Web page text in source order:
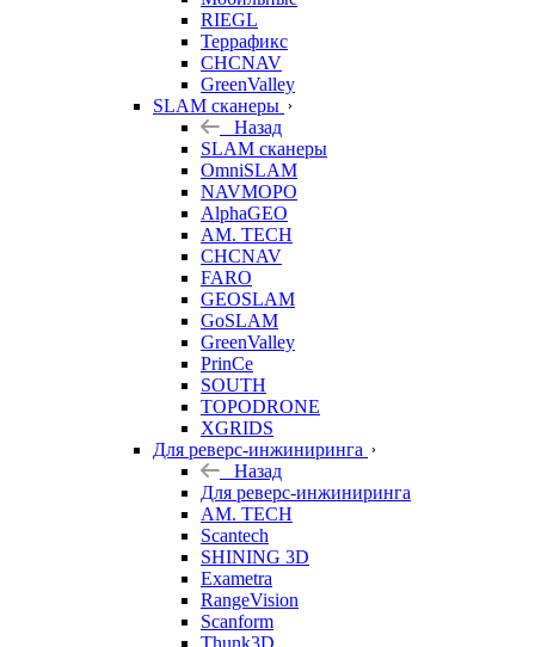
RIEGL
Террафикс
CHCNAV
GreenValley
SLAM сканеры
Назад
SLAM сканеры
OmniSLAM
NAVMOPO
AlphaGEO
AM. TECH
CHCNAV
FARO
GEOSLAM
GoSLAM
GreenValley
PrinCe
SOUTH
TOPODRONE
XGRIDS
Для реверс-инжиниринга
Назад
Для реверс-инжиниринга
AM. TECH
Scantech
SHINING 3D
Exametra
RangeVision
Scanform
Thunk3D